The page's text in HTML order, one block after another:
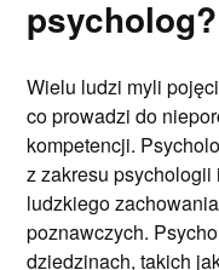
psycholog?
Wielu ludzi myli
co prowadzi do
kompetencji.
z zakresu psychologii
ludzkiego
poznawczych.
dziedzinach, takich